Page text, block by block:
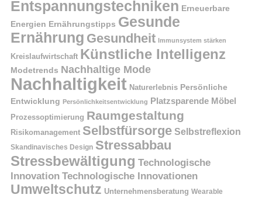
Entspannungstechniken Erneuerbare
Energien Ernährungstipps Gesunde
Ernährung Gesundheit Immunsystem stärken
Kreislaufwirtschaft Künstliche Intelligenz
Modetrends Nachhaltige Mode
Nachhaltigkeit Naturerlebnis Persönliche
Entwicklung Persönlichkeitsentwicklung Platzsparende Möbel
Prozessoptimierung Raumgestaltung
Risikomanagement Selbstfürsorge Selbstreflexion
Skandinavisches Design Stressabbau
Stressbewältigung Technologische
Innovation Technologische Innovationen
Umweltschutz Unternehmensberatung Wearable